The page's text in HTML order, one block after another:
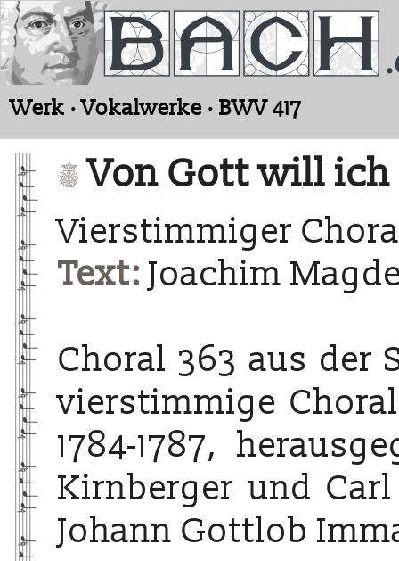
Werk · Vokalwerke · BWV 417
Von Gott will
Vierstimmiger
Text: Joachim
Choral 363 aus der
vierstimmige
1784-1787,
Kirnberger und
Johann Gottlob